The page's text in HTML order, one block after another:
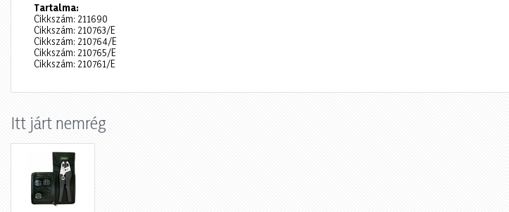
Tartalma:
Cikkszám: 211690
Cikkszám: 210763/E
Cikkszám: 210764/E
Cikkszám: 210765/E
Cikkszám: 210761/E
Itt járt nemrég